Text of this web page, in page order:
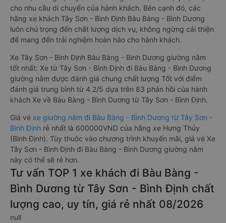
cho nhu cầu di chuyển của hành khách. Bên cạnh đó, các
hãng xe khách Tây Sơn - Bình Định Bàu Bàng - Bình Dương
luôn chú trọng đến chất lượng dịch vụ, không ngừng cải thiện
để mang đến trải nghiệm hoàn hảo cho hành khách.
Xe Tây Sơn - Bình Định Bàu Bàng - Bình Dương giường nằm
tốt nhất: Xe từ Tây Sơn - Bình Định đi Bàu Bàng - Bình Dương
giường nằm được đánh giá chung chất lượng Tốt với điểm
đánh giá trung bình từ 4.2/5 dựa trên 83 phản hồi của hành
khách Xe về Bàu Bàng - Bình Dương từ Tây Sơn - Bình Định.
Giá vé xe giường nằm đi Bàu Bàng - Bình Dương từ Tây Sơn -
Bình Định rẻ nhất là 600000VND của hãng xe Hưng Thủy
(Bình Định). Tùy thuộc vào chương trình khuyến mãi, giá vé Xe
Tây Sơn - Bình Định đi Bàu Bàng - Bình Dương giường nằm
này có thể sẽ rẻ hơn.
Tư vấn TOP 1 xe khách đi Bàu Bàng -
Bình Dương từ Tây Sơn - Bình Định chất
lượng cao, uy tín, giá rẻ nhất 08/2026
null